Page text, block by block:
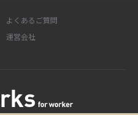
よくあるご質問
運営会社